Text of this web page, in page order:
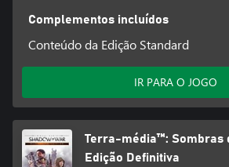
Complementos incluídos
Conteúdo da Edição Standard
IR PARA O JOGO
Terra-média™: Sombras
Edição Definitiva